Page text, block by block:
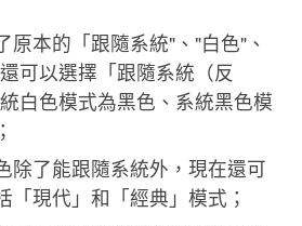
原本的「跟隨系統"、"白色"、
可以選擇「跟隨系統（反
白色模式為黑色、系統黑色模
除了能跟隨系統外，現在還可
「現代」和「經典」模式；